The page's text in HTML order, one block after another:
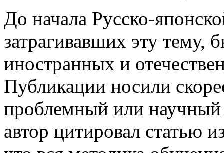
До начала Русско-
затрагивавших эту тему,
иностранных и
Публикации носили
проблемный или научный
автор цитировал статью